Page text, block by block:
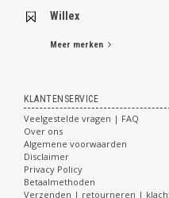
Willex
Meer merken
KLANTENSERVICE
Veelgestelde vragen | FAQ
Over ons
Algemene voorwaarden
Disclaimer
Privacy Policy
Betaalmethoden
Verzenden | retourneren |